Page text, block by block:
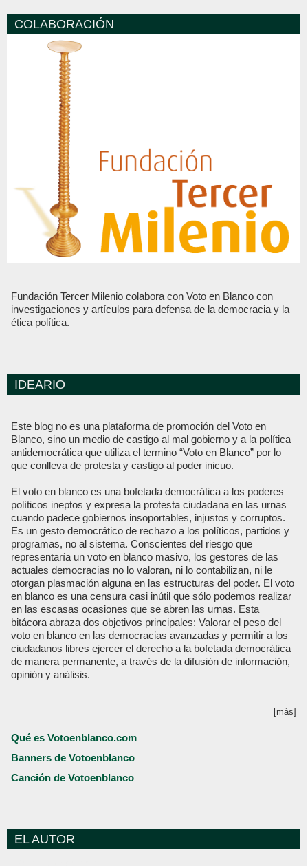
COLABORACIÓN
Fundación Tercer Milenio colabora con Voto en Blanco con
investigaciones y artículos para defensa de la democracia y la
ética política.
IDEARIO
Este blog no es una plataforma de promoción del Voto en
Blanco, sino un medio de castigo al mal gobierno y a la política
antidemocrática que utiliza el termino “Voto en Blanco” por lo
que conlleva de protesta y castigo al poder inicuo.
El voto en blanco es una bofetada democrática a los poderes
políticos ineptos y expresa la protesta ciudadana en las urnas
cuando padece gobiernos insoportables, injustos y corruptos.
Es un gesto democrático de rechazo a los políticos, partidos y
programas, no al sistema. Conscientes del riesgo que
representaría un voto en blanco masivo, los gestores de las
actuales democracias no lo valoran, ni lo contabilizan, ni le
otorgan plasmación alguna en las estructuras del poder. El voto
en blanco es una censura casi inútil que sólo podemos realizar
en las escasas ocasiones que se abren las urnas. Esta
bitácora abraza dos objetivos principales: Valorar el peso del
voto en blanco en las democracias avanzadas y permitir a los
ciudadanos libres ejercer el derecho a la bofetada democrática
de manera permanente, a través de la difusión de información,
opinión y análisis.
[más]
Qué es Votoenblanco.com
Banners de Votoenblanco
Canción de Votoenblanco
EL AUTOR